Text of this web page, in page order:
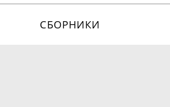
СБОРНИКИ